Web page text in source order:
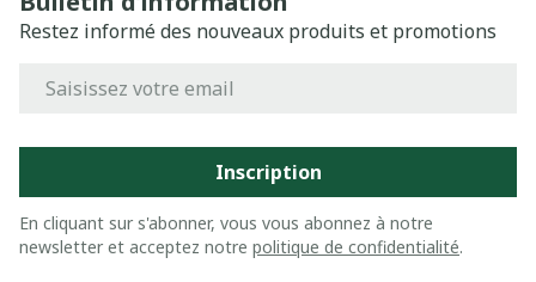
Restez informé des nouveaux produits et promotions
Inscription
En cliquant sur s'abonner, vous vous abonnez à notre
newsletter et acceptez notre politique de confidentialité.